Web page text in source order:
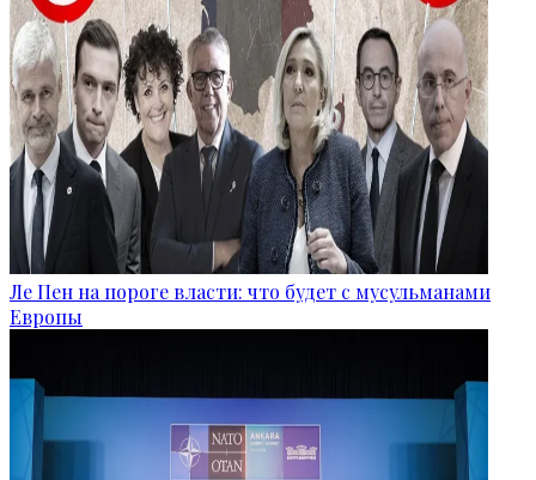
Ле Пен на пороге власти: что будет с мусульманами
Европы